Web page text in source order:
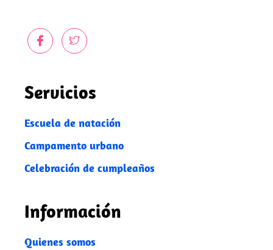
Servicios
Escuela de natación
Campamento urbano
Celebración de cumpleaños
Información
Quienes somos